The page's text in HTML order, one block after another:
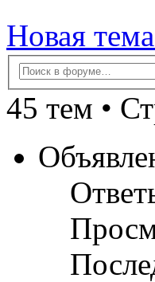
Новая тема
45 тем •